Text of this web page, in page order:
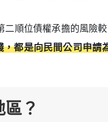
二順位債權承擔的風險
都是向民間公司申請
？